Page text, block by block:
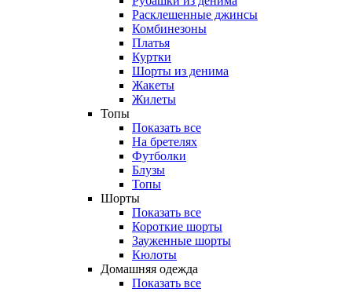
Расклешенные джинсы
Комбинезоны
Платья
Куртки
Шорты из денима
Жакеты
Жилеты
Топы
Показать все
На бретелях
Футболки
Блузы
Топы
Шорты
Показать все
Короткие шорты
Зауженные шорты
Кюлоты
Домашняя одежда
Показать все